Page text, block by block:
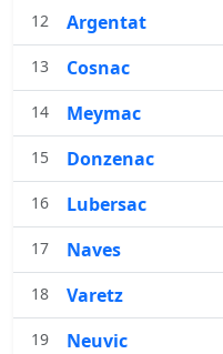
12 Argentat
13 Cosnac
14 Meymac
15 Donzenac
16 Lubersac
17 Naves
18 Varetz
19 Neuvic